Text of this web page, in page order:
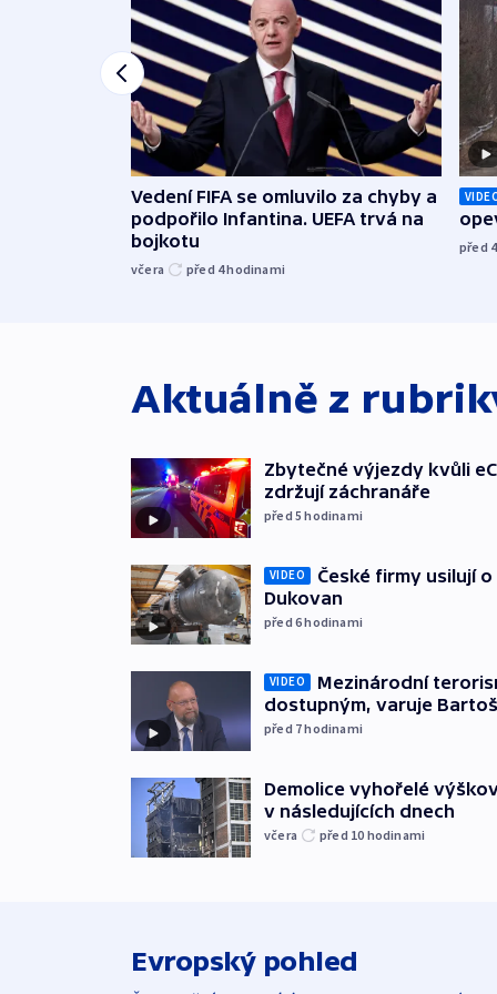
Vedení FIFA se omluvilo za chyby a
podpořilo Infantina. UEFA trvá na
bojkotu
včera před 4hodinami
před
Aktuálně z
Zbytečné výjezdy kvůli
zdržují záchranáře
před 5hodinami
VIDEO
České firmy usilují
Dukovan
před 6hodinami
VIDEO
Mezinárodní
dostupným, varuje
před 7hodinami
Demolice vyhořelé
v následujících dnech
včera před 10 hodinami
Evropský pohled